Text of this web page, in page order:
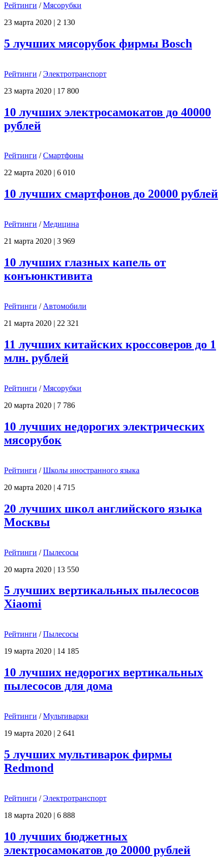
Рейтинги /Мясорубки
23 марта 2020 | 2 130
5 лучших мясорубок фирмы Bosch
Рейтинги /Электротранспорт
23 марта 2020 | 17 800
10 лучших электросамокатов до 40000
рублей
Рейтинги /Смартфоны
22 марта 2020 | 6 010
10 лучших смартфонов до 20000 рублей
Рейтинги /Медицина
21 марта 2020 | 3 969
10 лучших глазных капель от
конъюнктивита
Рейтинги / Автомобили
21 марта 2020 | 22 321
11 лучших китайских кроссоверов до 1
млн. рублей
Рейтинги /Мясорубки
20 марта 2020 | 7 786
10 лучших недорогих электрических
мясорубок
Рейтинги /Школы иностранного языка
20 марта 2020 | 4 715
20 лучших школ английского языка
Москвы
Рейтинги /Пылесосы
20 марта 2020 | 13 550
5 лучших вертикальных пылесосов
Xiaomi
Рейтинги /Пылесосы
19 марта 2020 | 14 185
10 лучших недорогих вертикальных
пылесосов для дома
Рейтинги /Мультиварки
19 марта 2020 | 2 641
5 лучших мультиварок фирмы
Redmond
Рейтинги /Электротранспорт
18 марта 2020 | 6 888
10 лучших бюджетных
электросамокатов до 20000 рублей